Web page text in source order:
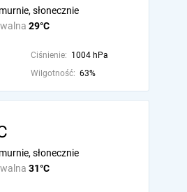
29°C
słonecznie
Ciśnienie: 1004 hPa
Wilgotność: 63%
31°C
słonecznie